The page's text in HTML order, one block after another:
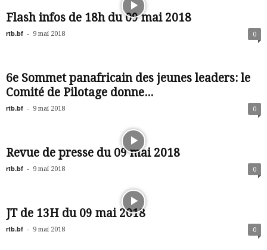
Flash infos de 18h du 09 mai 2018
rtb.bf - 9 mai 2018 0
6e Sommet panafricain des jeunes leaders: le
Comité de Pilotage donne...
rtb.bf - 9 mai 2018 0
Revue de presse du 09 mai 2018
rtb.bf - 9 mai 2018 0
JT de 13H du 09 mai 2018
rtb.bf - 9 mai 2018 0